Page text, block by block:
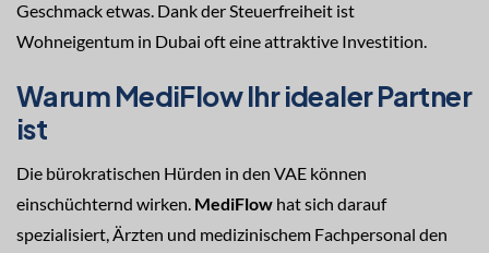
Geschmack etwas. Dank der Steuerfreiheit ist
Wohneigentum in Dubai oft eine attraktive Investition.
Warum MediFlow Ihr idealer Partner
ist
Die bürokratischen Hürden in den VAE können
einschüchternd wirken. MediFlow hat sich darauf
spezialisiert, Ärzten und medizinischem Fachpersonal den